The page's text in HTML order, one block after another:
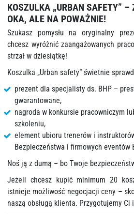
KOSZULKA „URBAN SAFETY” –
OKA, ALE NA POWAŻNIE!
Szukasz pomysłu na oryginalny
chcesz wyróżnić zaangażowanych
strzał w dziesiątkę!
Koszulka „Urban safety” świetnie
prezent dla specjalisty ds. BHP –
gwarantowane,
nagroda w konkursie pracowniczym
szkoleniu,
element ubioru trenerów i
Bezpieczeństwa i firmowych eventów
Noś ją z dumą – bo Twoje
Jeżeli chcesz kupić minimum 20
istnieje możliwość negocjacji ceny –
naszą obsługą klienta. Przygotujemy Ci